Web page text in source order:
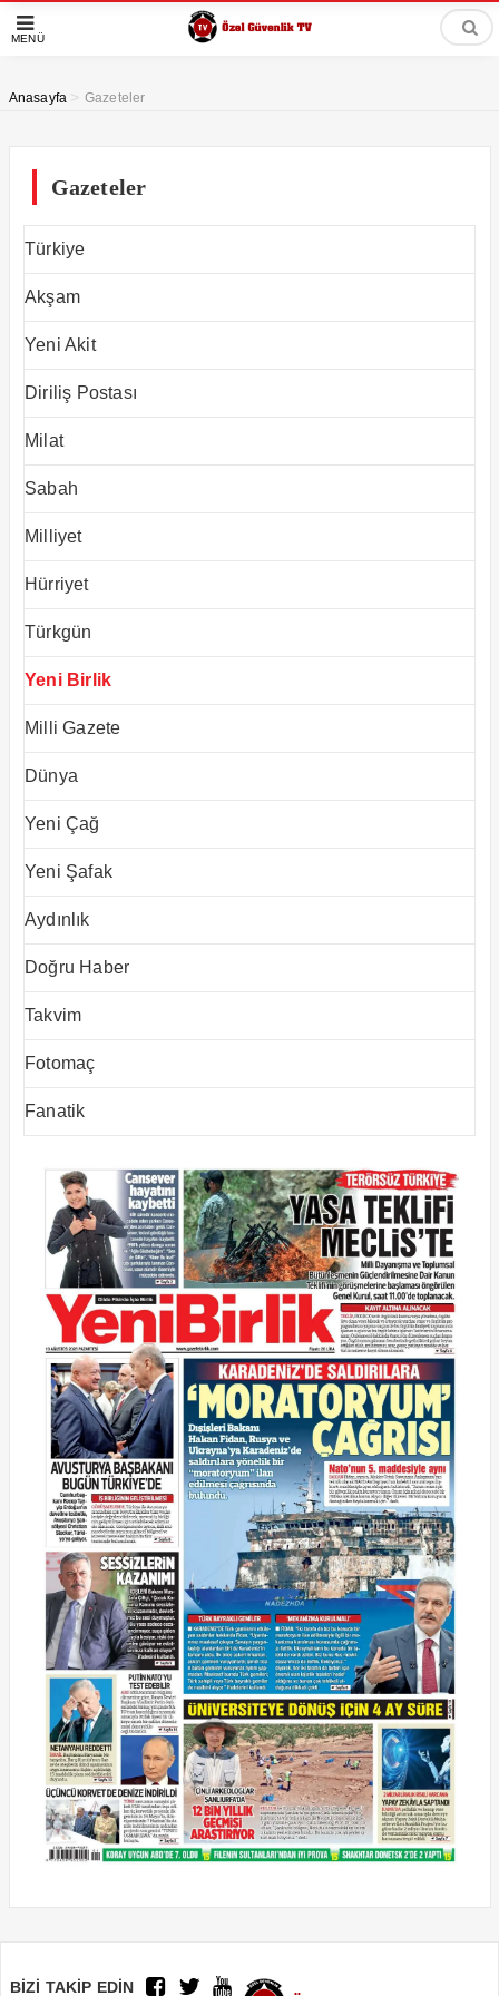
MENÜ
Anasayfa > Gazeteler
Gazeteler
Türkiye
Akşam
Yeni Akit
Diriliş Postası
Milat
Sabah
Milliyet
Hürriyet
Türkgün
Yeni Birlik
Milli Gazete
Dünya
Yeni Çağ
Yeni Şafak
Aydınlık
Doğru Haber
Takvim
Fotomaç
Fanatik
BİZİ TAKİP EDİN